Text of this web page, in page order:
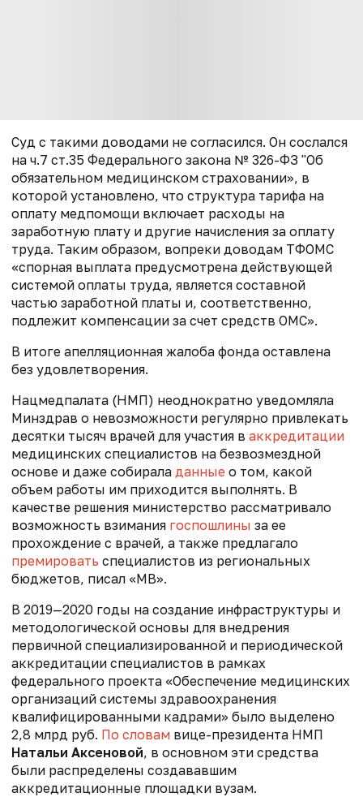
Суд с такими доводами не согласился. Он сослался
на ч.7 ст.35 Федерального закона № 326-ФЗ "Об
обязательном медицинском страховании», в
которой установлено, что структура тарифа на
оплату медпомощи включает расходы на
заработную плату и другие начисления за оплату
труда. Таким образом, вопреки доводам ТФОМС
«спорная выплата предусмотрена действующей
системой оплаты труда, является составной
частью заработной платы и, соответственно,
подлежит компенсации за счет средств ОМС».
В итоге апелляционная жалоба фонда оставлена
без удовлетворения.
Нацмедпалата (НМП) неоднократно уведомляла
Минздрав о невозможности регулярно привлекать
десятки тысяч врачей для участия в аккредитации
медицинских специалистов на безвозмездной
основе и даже собирала данные о том, какой
объем работы им приходится выполнять. В
качестве решения министерство рассматривало
возможность взимания госпошлины за ее
прохождение с врачей, а также предлагало
премировать специалистов из региональных
бюджетов, писал «МВ».
В 2019—2020 годы на создание инфраструктуры и
методологической основы для внедрения
первичной специализированной и периодической
аккредитации специалистов в рамках
федерального проекта «Обеспечение медицинских
организаций системы здравоохранения
квалифицированными кадрами» было выделено
2,8 млрд руб. По словам вице-президента НМП
Натальи Аксеновой, в основном эти средства
были распределены создававшим
аккредитационные площадки вузам.